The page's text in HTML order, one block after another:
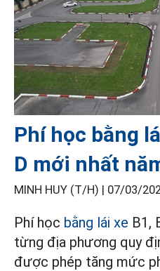
Phí học bằng
D mới nhất
MINH HUY (T/H) | 07/03/
Phí học bằng lái xe B1,
từng địa phương quy
được phép tăng mức